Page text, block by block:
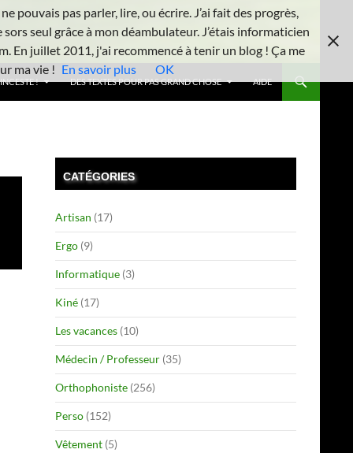
! DES TEXTES POUR PAS GRAND CHOSE AIDE
CATÉGORIES
Artisan (17)
Ergo (9)
Informatique (3)
Kiné (17)
Les vacances (10)
Médecin / Professeur (35)
Orthophoniste (256)
Perso (152)
Vêtement (5)
pouvais pas parler, lire, ou écrire. J’ai fait des progrès,
seul grâce à mon déambulateur. J’étais informaticien
En juillet 2011, j'ai recommencé à tenir un blog ! Ça me
ma vie ! En savoir plus OK